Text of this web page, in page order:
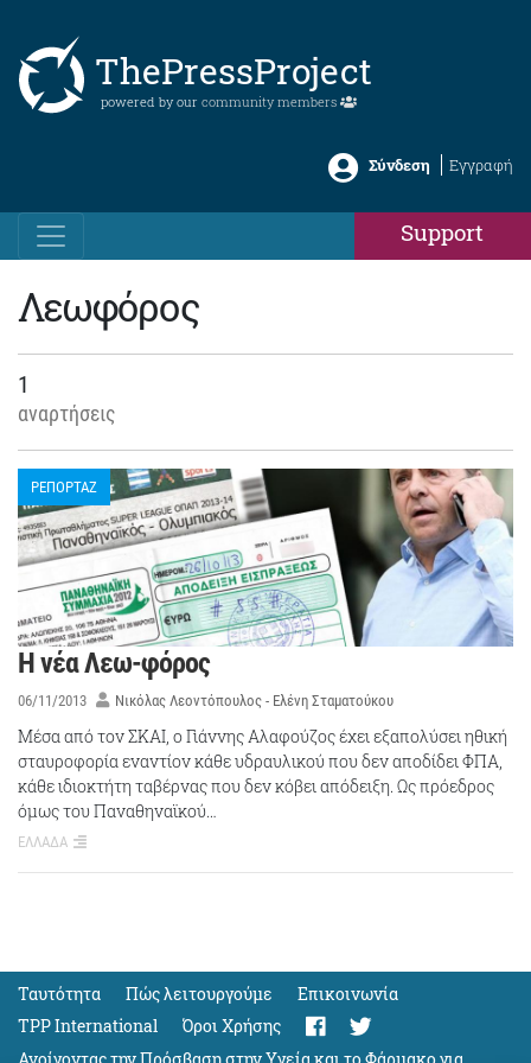
ThePressProject
powered by our community members
Σύνδεση Εγγραφή
Support
Λεωφόρος
1
αναρτήσεις
ΡΕΠΟΡΤΑΖ
H νέα Λεω-φόρος
06/11/2013 Νικόλας Λεοντόπουλος - Ελένη Σταματούκου
Μέσα από τον ΣΚΑΙ, ο Γιάννης Αλαφούζος έχει εξαπολύσει ηθική
σταυροφορία εναντίον κάθε υδραυλικού που δεν αποδίδει ΦΠΑ,
κάθε ιδιοκτήτη ταβέρνας που δεν κόβει απόδειξη. Ως πρόεδρος
όμως του Παναθηναϊκού…
ΕΛΛΑΔΑ
Ταυτότητα Πώς λειτουργούμε
Eπικοινωνία
TPP International
Όροι Χρήσης